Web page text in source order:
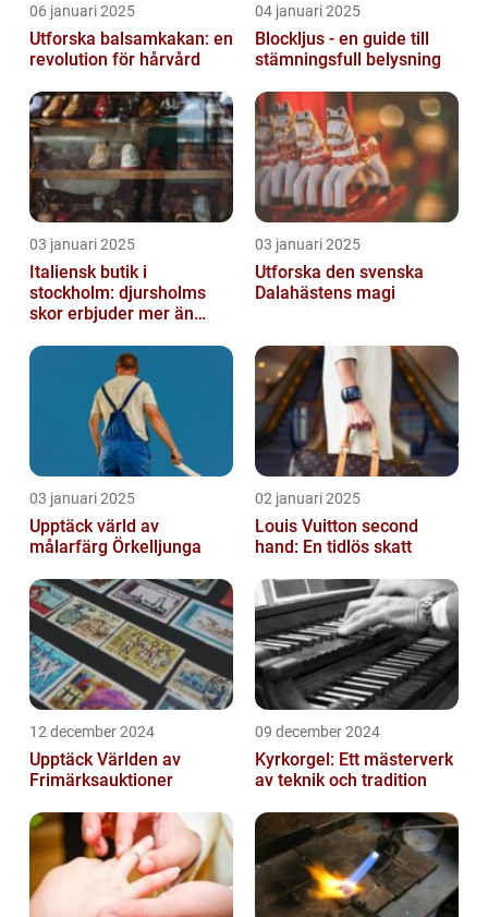
06 januari 2025
Utforska balsamkakan: en
revolution för hårvård
04 januari 2025
Blockljus - en guide till
stämningsfull belysning
03 januari 2025
Italiensk butik i
stockholm: djursholms
skor erbjuder mer än
03 januari 2025
Utforska den svenska
Dalahästens magi
03 januari 2025
Upptäck värld av
målarfärg Örkelljunga
02 januari 2025
Louis Vuitton second
hand: En tidlös skatt
12 december 2024
Upptäck Världen av
Frimärksauktioner
09 december 2024
Kyrkorgel: Ett mästerverk
av teknik och tradition